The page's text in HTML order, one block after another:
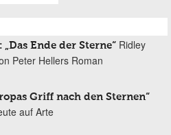
Ende der Sterne“ Ridley
Peter Hellers Roman
Griff nach den Sternen“
auf Arte